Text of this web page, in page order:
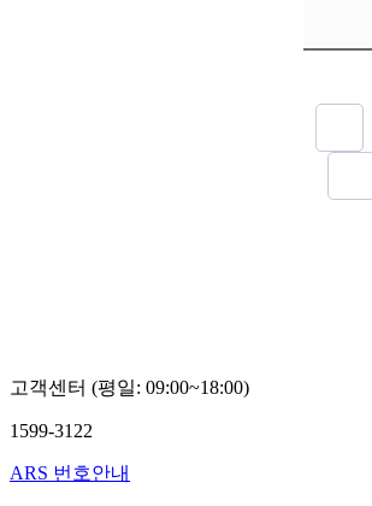
고객센터 (평일: 09:00~18:00)
1599-3122
ARS 번호안내